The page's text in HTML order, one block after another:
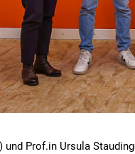
und Prof.in Ursula